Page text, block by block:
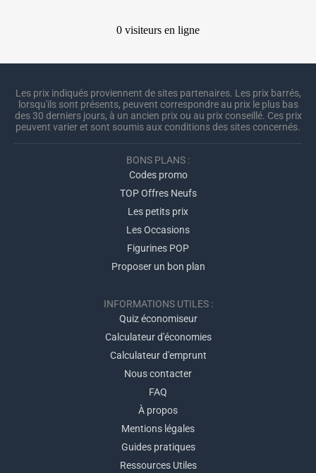
Les prix indiqués proviennent de sites partenaires. Les prix barrés,
lorsqu'ils sont présents, peuvent correspondre au prix le plus bas
des 30 derniers jours, à un ancien prix ou au prix conseillé. Ces prix
peuvent varier et sont soumis aux conditions des sites concernés.
BONS PLANS :
Codes promo
TOP Offres Neufs
Les petits prix
Les Occasions
Figurines POP
Proposer un bon plan
INFORMATIONS UTILES :
Quiz économiseur
Calculateur d'économies
Calculateur d'emprunt
Nous contacter
FAQ
À propos
Mentions légales
Guides pratiques
Ressources Utiles